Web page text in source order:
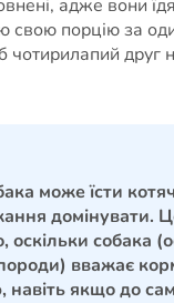
адже вони
свою порцію за
друг
може їсти
домінувати.
оскільки собака
вважає
навіть якщо до